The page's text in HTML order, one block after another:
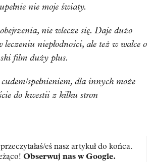
nie moje światy.
nie wlecze się. Daje dużo
niepłodności, ale też w walce o
film duży plus.
spełnieniem, dla innych może
do kwestii z kilku stron
eś nasz artykuł do końca.
Obserwuj nas w Google.